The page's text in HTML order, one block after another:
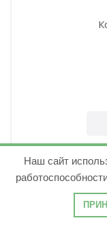
Наш сайт